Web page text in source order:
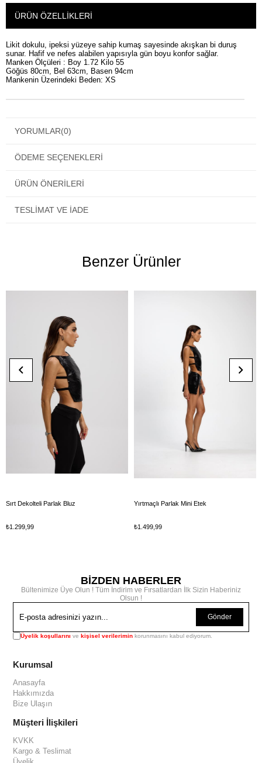
ÜRÜN ÖZELLIKLERI
Likit dokulu, ipeksi yüzeye sahip kumaş sayesinde akışkan bi duruş
sunar. Hafif ve nefes alabilen yapısıyla gün boyu konfor sağlar.
Manken Ölçüleri : Boy 1.72 Kilo 55
Göğüs 80cm, Bel 63cm, Basen 94cm
Mankenin Üzerindeki Beden: XS
YORUMLAR(0)
ÖDEME SEÇENEKLERI
ÜRÜN ÖNERILERI
TESLIMAT VE İADE
Benzer Ürünler
Sırt Dekolteli Parlak Bluz
₺1.299,99
Yırtmaçlı Parlak Mini Etek
₺1.499,99
BİZDEN HABERLER
Bültenimize Üye Olun ! Tüm İndirim ve Fırsatlardan İlk Sizin Haberiniz
Olsun !
Gönder
Üyelik koşullarını vekişisel verilerimin korunmasını kabul ediyorum.
Kurumsal
Anasayfa
Hakkımızda
Bize Ulaşın
Müşteri İlişkileri
KVKK
Kargo & Teslimat